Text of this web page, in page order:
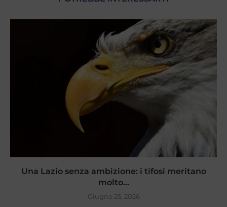
Una Lazio senza ambizione: i tifosi meritano
molto...
Giugno 25, 2026